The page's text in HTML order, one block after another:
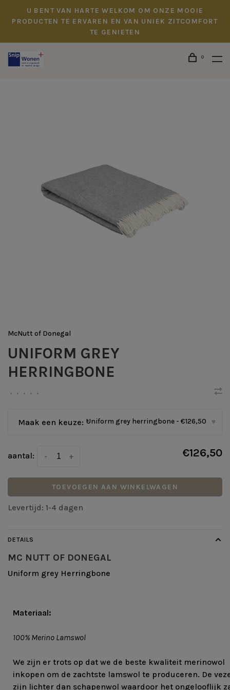
U BENT VAN HARTE WELKOM OM ONZE MOOIE
PRODUCTEN TE ERVAREN EN VAN UNIEK ZITCOMFORT
TE GENIETEN
0
McNutt of Donegal
UNIFORM GREY
HERRINGBONE
• • • • •
Maak een keuze: *
Uniform grey herringbone - €126,50 ▾
aantal: +
- €126,50
TOEVOEGEN AAN WINKELWAGEN
Levertijd: 1-4 dagen
DETAILS
MC NUTT OF DONEGAL
Uniform grey Herringbone
Materiaal:
100% Merino Lamswol
We zijn er trots op dat we de beste kwaliteit merinowol
inkopen om de zachtste lamswol te produceren. De
zijn lichter dan schapenwol waardoor het ongelooflijk